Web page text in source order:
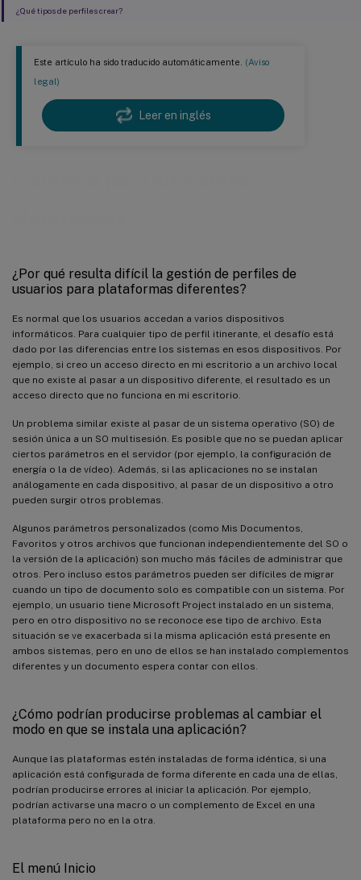
Este artículo ha sido traducido automáticamente. (Aviso
legal)
Leer en inglés
¿Por qué resulta difícil la gestión de perfiles de
usuarios para plataformas diferentes?
Es normal que los usuarios accedan a varios dispositivos
informáticos. Para cualquier tipo de perfil itinerante, el desafío está
dado por las diferencias entre los sistemas en esos dispositivos. Por
ejemplo, si creo un acceso directo en mi escritorio a un archivo local
que no existe al pasar a un dispositivo diferente, el resultado es un
acceso directo que no funciona en mi escritorio.
Un problema similar existe al pasar de un sistema operativo (SO) de
sesión única a un SO multisesión. Es posible que no se puedan aplicar
ciertos parámetros en el servidor (por ejemplo, la configuración de
energía o la de vídeo). Además, si las aplicaciones no se instalan
análogamente en cada dispositivo, al pasar de un dispositivo a otro
pueden surgir otros problemas.
Algunos parámetros personalizados (como Mis Documentos,
Favoritos y otros archivos que funcionan independientemente del SO o
la versión de la aplicación) son mucho más fáciles de administrar que
otros. Pero incluso estos parámetros pueden ser difíciles de migrar
cuando un tipo de documento solo es compatible con un sistema. Por
ejemplo, un usuario tiene Microsoft Project instalado en un sistema,
pero en otro dispositivo no se reconoce ese tipo de archivo. Esta
situación se ve exacerbada si la misma aplicación está presente en
ambos sistemas, pero en uno de ellos se han instalado complementos
diferentes y un documento espera contar con ellos.
¿Cómo podrían producirse problemas al cambiar el
modo en que se instala una aplicación?
Aunque las plataformas estén instaladas de forma idéntica, si una
aplicación está configurada de forma diferente en cada una de ellas,
podrían producirse errores al iniciar la aplicación. Por ejemplo,
podrían activarse una macro o un complemento de Excel en una
plataforma pero no en la otra.
El menú Inicio
¿Qué tipos de perfiles crear?